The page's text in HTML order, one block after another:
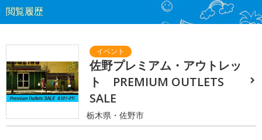
閲覧履歴
佐野プレミアム・アウトレッ
ト PREMIUM OUTLETS
SALE
栃木県・佐野市